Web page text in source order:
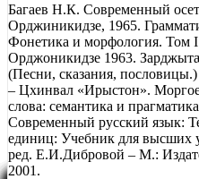
Багаев Н.К. Современный
Орджиникидзе, 1965.
Фонетика и морфология. Том
Орджоникидзе 1963.
(Песни, сказания,
– Цхинвал «Ирыстон».
слова: семантика и
Современный русский язык:
единиц: Учебник для высших
ред. Е.И.Дибровой – М.:
2001.